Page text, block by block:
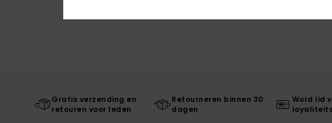
Gratis verzending en
retouren voor leden
Retourneren binnen 30
dagen
Word lid